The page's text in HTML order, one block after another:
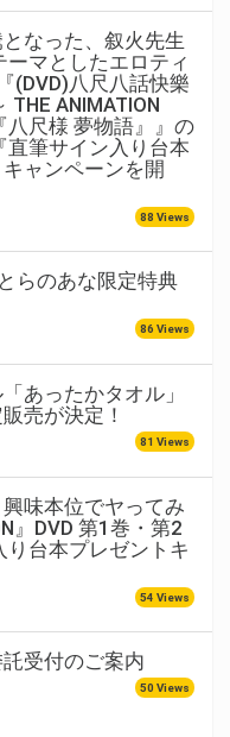
なった、叙火先生
マとしたエロティ
(DVD)八尺八話快樂
ANIMATION
八尺様 夢物語』』の
直筆サイン入り台本
ャンペーンを開
88 Views
らのあな限定特典
86 Views
あったかタオル」
売が決定！
81 Views
興味本位でヤってみ
』DVD 第1巻・第2
台本プレゼントキ
54 Views
受付のご案内
50 Views